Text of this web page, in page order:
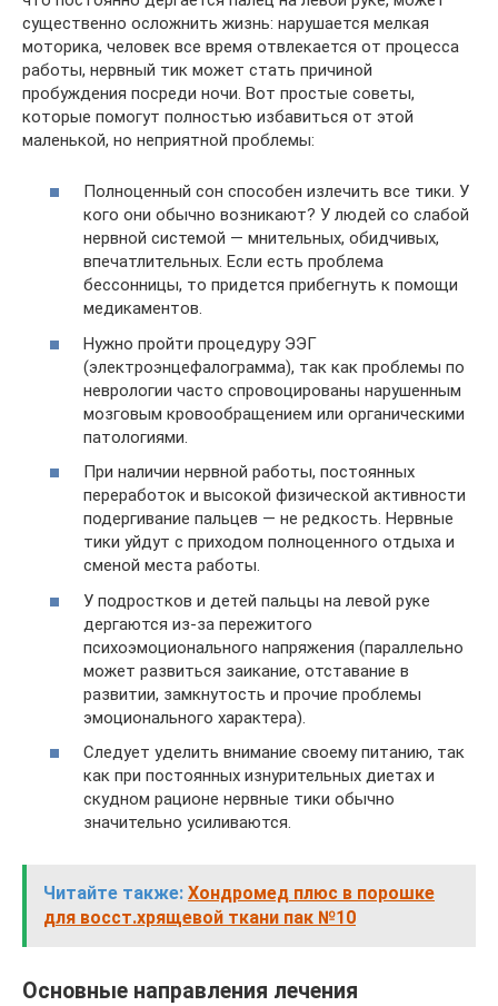
существенно осложнить жизнь: нарушается мелкая
моторика, человек все время отвлекается от процесса
работы, нервный тик может стать причиной
пробуждения посреди ночи. Вот простые советы,
которые помогут полностью избавиться от этой
маленькой, но неприятной проблемы:
Полноценный сон способен излечить все тики. У
кого они обычно возникают? У людей со слабой
нервной системой — мнительных, обидчивых,
впечатлительных. Если есть проблема
бессонницы, то придется прибегнуть к помощи
медикаментов.
Нужно пройти процедуру ЭЭГ
(электроэнцефалограмма), так как проблемы по
неврологии часто спровоцированы нарушенным
мозговым кровообращением или органическими
патологиями.
При наличии нервной работы, постоянных
переработок и высокой физической активности
подергивание пальцев — не редкость. Нервные
тики уйдут с приходом полноценного отдыха и
сменой места работы.
У подростков и детей пальцы на левой руке
дергаются из-за пережитого
психоэмоционального напряжения (параллельно
может развиться заикание, отставание в
развитии, замкнутость и прочие проблемы
эмоционального характера).
Следует уделить внимание своему питанию, так
как при постоянных изнурительных диетах и
скудном рационе нервные тики обычно
значительно усиливаются.
Читайте также: Хондромед плюс в порошке
для восст.хрящевой ткани пак №10
Основные направления лечения